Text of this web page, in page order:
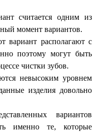
считается одним из
момент вариантов.
вариант располагают с
поэтому могут быть
чистки зубов.
невысоким уровнем
изделия довольно
вариантов
именно те, которые